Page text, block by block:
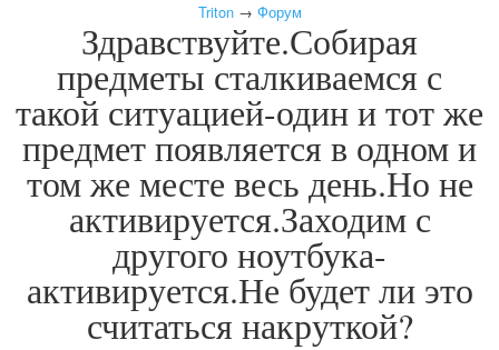
Triton→ Форум
Здравствуйте.Собирая
предметы сталкиваемся с
такой ситуацией-один и тот же
предмет появляется в одном и
том же месте весь день.Но не
активируется.Заходим с
другого ноутбука-
активируется.Не будет ли это
считаться накруткой?